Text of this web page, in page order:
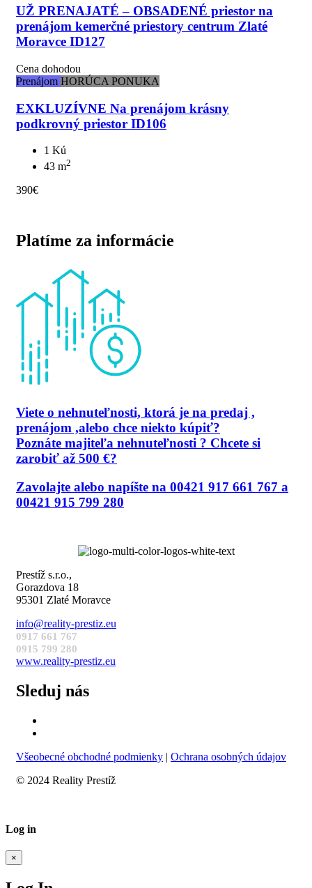
UŽ PRENAJATÉ – OBSADENÉ priestor na
prenájom kemerčné priestory centrum Zlaté
Moravce ID127
Cena dohodou
Prenájom HORÚCA PONUKA
EXKLUZÍVNE Na prenájom krásny
podkrovný priestor ID106
1 Kú
43 m2
390€
Platíme za informácie
Viete o nehnuteľnosti, ktorá je na predaj ,
prenájom ,alebo chce niekto kúpiť?
Poznáte majiteľa nehnuteľnosti ? Chcete si
zarobiť až 500 €?
Zavolajte alebo napíšte na 00421 917 661 767 a
00421 915 799 280
Prestíž s.r.o.,
Gorazdova 18
95301 Zlaté Moravce
info@reality-prestiz.eu
0917 661 767
0915 799 280
www.reality-prestiz.eu
Sleduj nás
Všeobecné obchodné podmienky | Ochrana osobných údajov
© 2024 Reality Prestíž
Log in
×